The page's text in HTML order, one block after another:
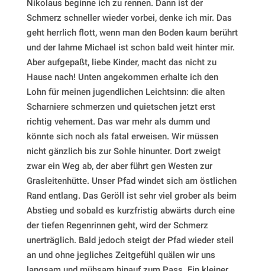
Nikolaus beginne ich zu rennen. Dann ist der
Schmerz schneller wieder vorbei, denke ich mir. Das
geht herrlich flott, wenn man den Boden kaum berührt
und der lahme Michael ist schon bald weit hinter mir.
Aber aufgepaßt, liebe Kinder, macht das nicht zu
Hause nach! Unten angekommen erhalte ich den
Lohn für meinen jugendlichen Leichtsinn: die alten
Scharniere schmerzen und quietschen jetzt erst
richtig vehement. Das war mehr als dumm und
könnte sich noch als fatal erweisen. Wir müssen
nicht gänzlich bis zur Sohle hinunter. Dort zweigt
zwar ein Weg ab, der aber führt gen Westen zur
Grasleitenhütte. Unser Pfad windet sich am östlichen
Rand entlang. Das Geröll ist sehr viel grober als beim
Abstieg und sobald es kurzfristig abwärts durch eine
der tiefen Regenrinnen geht, wird der Schmerz
unerträglich. Bald jedoch steigt der Pfad wieder steil
an und ohne jegliches Zeitgefühl quälen wir uns